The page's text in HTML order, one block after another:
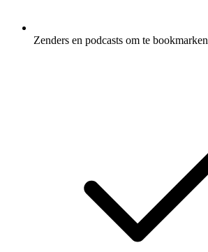
Zenders en podcasts om te bookmarken